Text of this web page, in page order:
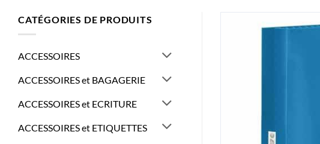
CATÉGORIES DE PRODUITS
ACCESSOIRES
ACCESSOIRES et BAGAGERIE
ACCESSOIRES et ECRITURE
ACCESSOIRES et ETIQUETTES